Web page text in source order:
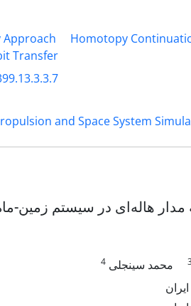
Homotopy
Transfer
and Space System
هاله‌ای در سیستم زمین-
محمد سینجلی 4